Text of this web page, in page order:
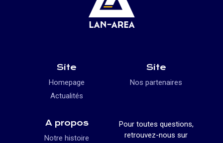
Site
Homepage
Actualités
Site
Nos partenaires
A propos
Notre histoire
Pour toutes questions,
retrouvez-nous sur